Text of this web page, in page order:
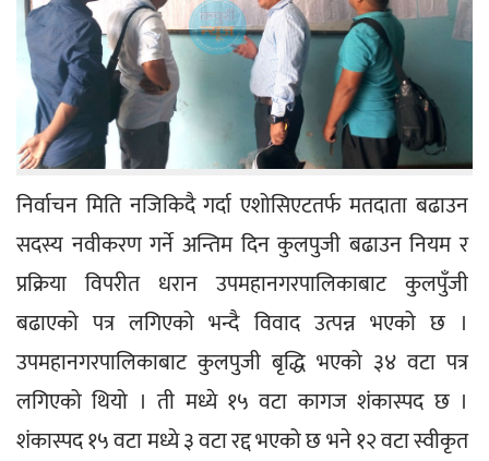
निर्वाचन मिति नजिकिदै गर्दा एशोसिएटतर्फ मतदाता बढाउन
सदस्य नवीकरण गर्ने अन्तिम दिन कुलपुजी बढाउन नियम र
प्रक्रिया विपरीत धरान उपमहानगरपालिकाबाट कुलपुँजी
बढाएको पत्र लगिएको भन्दै विवाद उत्पन्न भएको छ ।
उपमहानगरपालिकाबाट कुलपुजी बृद्धि भएको ३४ वटा पत्र
लगिएको थियो । ती मध्ये १५ वटा कागज शंकास्पद छ ।
शंकास्पद १५ वटा मध्ये ३ वटा रद्द भएको छ भने १२ वटा स्वीकृत